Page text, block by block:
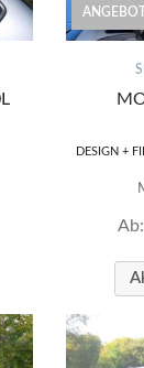
DESIGN +
Ab: